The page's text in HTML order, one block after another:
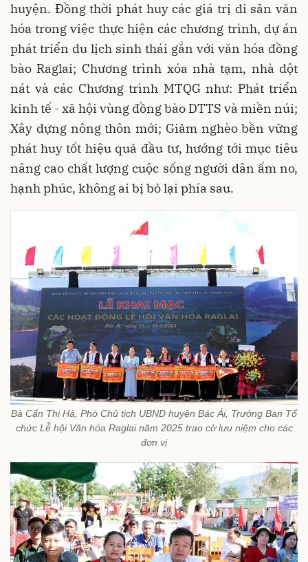
huyện. Đồng thời phát huy các giá trị di sản văn
hóa trong việc thực hiện các chương trình, dự án
phát triển du lịch sinh thái gắn với văn hóa đồng
bào Raglai; Chương trình xóa nhà tạm, nhà dột
nát và các Chương trình MTQG như: Phát triển
kinh tế - xã hội vùng đồng bào DTTS và miền núi;
Xây dựng nông thôn mới; Giảm nghèo bền vững
phát huy tốt hiệu quả đầu tư, hướng tới mục tiêu
nâng cao chất lượng cuộc sống người dân ấm no,
hạnh phúc, không ai bị bỏ lại phía sau.
Bà Cấn Thị Hà, Phó Chủ tịch UBND huyện Bác Ái, Trưởng Ban Tổ
chức Lễ hội Văn hóa Raglai năm 2025 trao cờ lưu niệm cho các
đơn vị